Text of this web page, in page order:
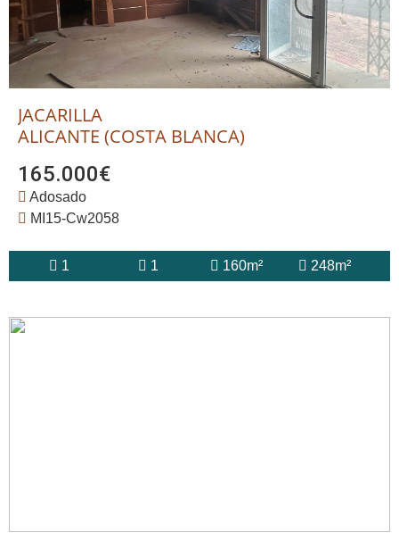
JACARILLA
ALICANTE (COSTA BLANCA)
165.000€
Adosado
MI15-Cw2058
1 1 160m² 248m²